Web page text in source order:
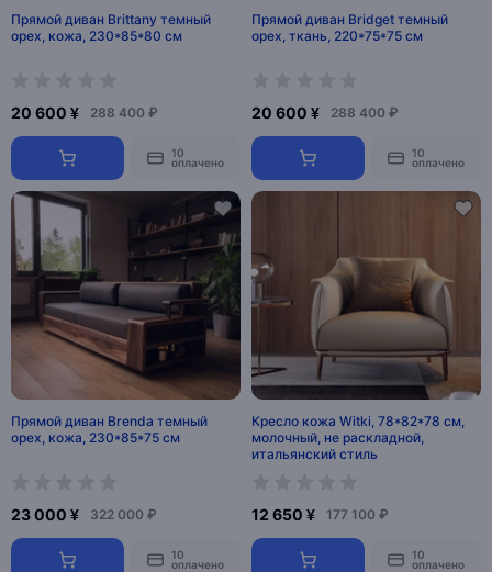
Прямой диван Brittany темный
орех, кожа, 230*85*80 см
20 600 ¥ 288 400 ₽
10
оплачено
Прямой диван Bridget темный
орех, ткань, 220*75*75 см
20 600 ¥ 288 400 ₽
10
оплачено
Прямой диван Brenda темный
орех, кожа, 230*85*75 см
23 000 ¥ 322 000 ₽
10
оплачено
Кресло кожа Witki, 78*82*78 см,
молочный, не раскладной,
итальянский стиль
12 650 ¥ 177 100 ₽
10
оплачено